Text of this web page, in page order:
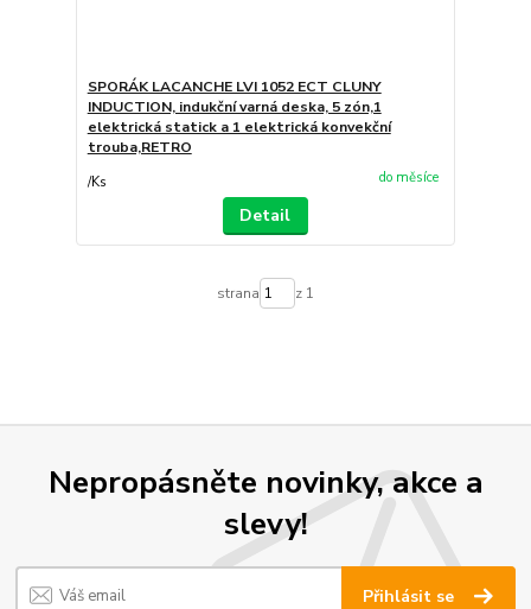
SPORÁK LACANCHE LVI 1052 ECT CLUNY
INDUCTION, indukční varná deska, 5 zón,1
elektrická statick a 1 elektrická konvekční
trouba,RETRO
/Ks do měsíce
Detail
strana z 1
Nepropásněte novinky, akce a
slevy!
Přihlásit se